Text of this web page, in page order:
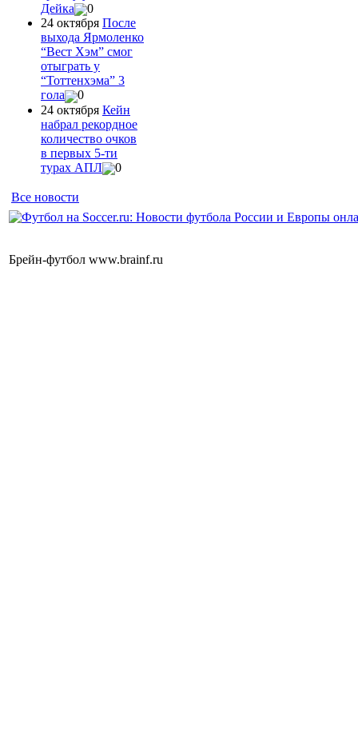
Дейка
0
24 октября После
выхода Ярмоленко
“Вест Хэм” смог
отыграть у
“Тоттенхэма” 3
гола
0
24 октября Кейн
набрал рекордное
количество очков
в первых 5-ти
турах АПЛ
0
Все новости
Брейн-футбол www.brainf.ru